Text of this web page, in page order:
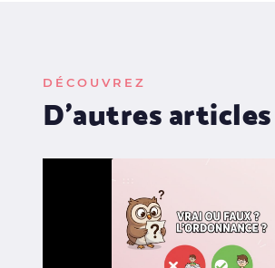
DÉCOUVREZ
D'autres articles